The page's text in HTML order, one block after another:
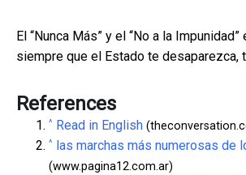
El “Nunca Más” y el “No a la
siempre que el Estado te desaparezca,
References
^ Read in English
^ las marchas más numerosas de
(www.pagina12.com.ar)